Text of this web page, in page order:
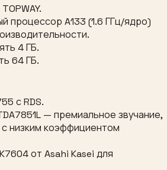
процессор A133 (1.6 ГГц/ядро)
4 ГБ.
64 ГБ.
с RDS.
— премиальное звучание,
низким коэффициентом
от Asahi Kasei для